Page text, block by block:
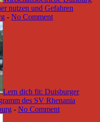
nutzen und Gefahren
- No Comment
Lern dich fit: Duisburger
des SV Rhenania
- No Comment